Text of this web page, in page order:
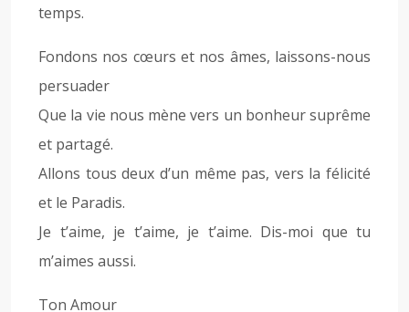
temps.
Fondons nos cœurs et nos âmes, laissons-nous
persuader
Que la vie nous mène vers un bonheur suprême
et partagé.
Allons tous deux d’un même pas, vers la félicité
et le Paradis.
Je t’aime, je t’aime, je t’aime. Dis-moi que tu
m’aimes aussi.
Ton Amour